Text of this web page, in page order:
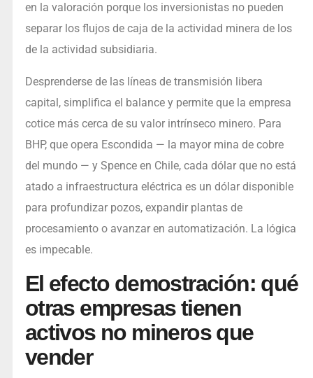
en la valoración porque los inversionistas no pueden
separar los flujos de caja de la actividad minera de los
de la actividad subsidiaria.
Desprenderse de las líneas de transmisión libera
capital, simplifica el balance y permite que la empresa
cotice más cerca de su valor intrínseco minero. Para
BHP, que opera Escondida — la mayor mina de cobre
del mundo — y Spence en Chile, cada dólar que no está
atado a infraestructura eléctrica es un dólar disponible
para profundizar pozos, expandir plantas de
procesamiento o avanzar en automatización. La lógica
es impecable.
El efecto demostración: qué
otras empresas tienen
activos no mineros que
vender